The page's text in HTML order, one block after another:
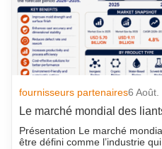
fournisseurs partenaires6 Août.
Le marché mondial des
Présentation Le marché
être défini comme l’industrie